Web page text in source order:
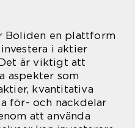
Boliden en plattform
i aktier
är viktigt att
aspekter som
kvantitativa
för- och nackdelar
att använda